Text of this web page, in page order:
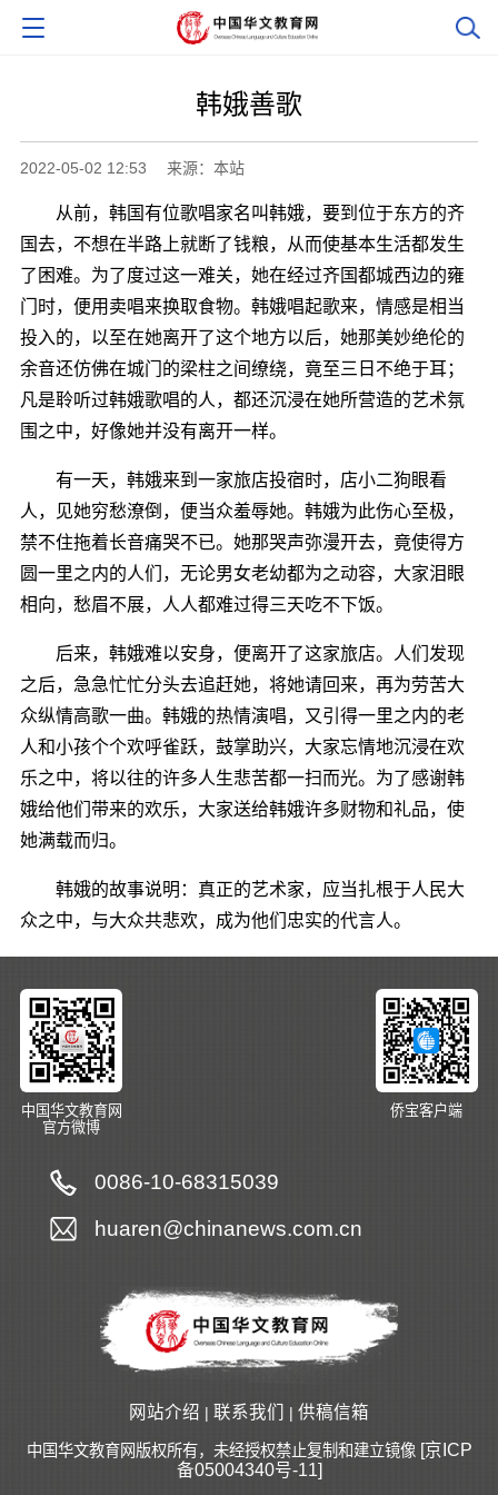
韩娥善歌
2022-05-02 12:53 来源：本站
从前，韩国有位歌唱家名叫韩娥，要到位于东方的齐
国去，不想在半路上就断了钱粮，从而使基本生活都发生
了困难。为了度过这一难关，她在经过齐国都城西边的雍
门时，便用卖唱来换取食物。韩娥唱起歌来，情感是相当
投入的，以至在她离开了这个地方以后，她那美妙绝伦的
余音还仿佛在城门的梁柱之间缭绕，竟至三日不绝于耳；
凡是聆听过韩娥歌唱的人，都还沉浸在她所营造的艺术氛
围之中，好像她并没有离开一样。
有一天，韩娥来到一家旅店投宿时，店小二狗眼看
人，见她穷愁潦倒，便当众羞辱她。韩娥为此伤心至极，
禁不住拖着长音痛哭不已。她那哭声弥漫开去，竟使得方
圆一里之内的人们，无论男女老幼都为之动容，大家泪眼
相向，愁眉不展，人人都难过得三天吃不下饭。
后来，韩娥难以安身，便离开了这家旅店。人们发现
之后，急急忙忙分头去追赶她，将她请回来，再为劳苦大
众纵情高歌一曲。韩娥的热情演唱，又引得一里之内的老
人和小孩个个欢呼雀跃，鼓掌助兴，大家忘情地沉浸在欢
乐之中，将以往的许多人生悲苦都一扫而光。为了感谢韩
娥给他们带来的欢乐，大家送给韩娥许多财物和礼品，使
她满载而归。
韩娥的故事说明：真正的艺术家，应当扎根于人民大
众之中，与大众共悲欢，成为他们忠实的代言人。
中国华文教育网
官方微博
侨宝客户端
0086-10-68315039
huaren@chinanews.com.cn
网站介绍 | 联系我们 | 供稿信箱
中国华文教育网版权所有，未经授权禁止复制和建立镜像 [京ICP
备05004340号-11]